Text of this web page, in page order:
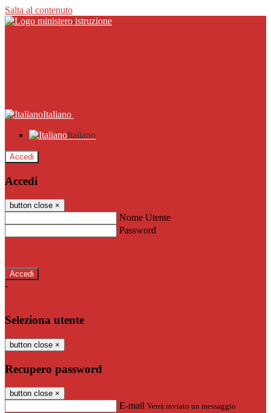
Salta al contenuto
Italiano
Italiano
Accedi
Accedi
button close ×
Nome Utente
Password
-
Seleziona utente
button close ×
Recupero password
button close ×
E-mail Verrà inviato un messaggio